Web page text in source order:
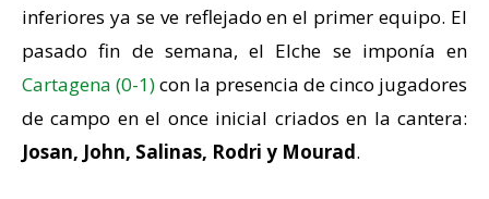
inferiores ya se ve reflejado en el primer equipo. El
pasado fin de semana, el Elche se imponía en
Cartagena (0-1)con la presencia de cinco jugadores
de campo en el once inicial criados en la cantera:
Josan, John, Salinas, Rodri y Mourad.